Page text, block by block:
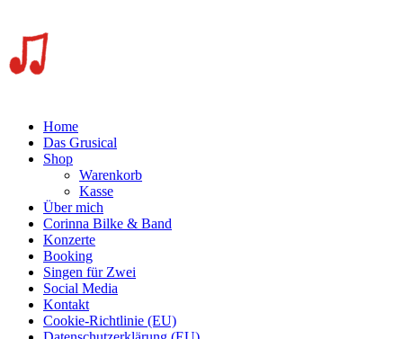
Home
Das Grusical
Shop
Warenkorb
Kasse
Über mich
Corinna Bilke & Band
Konzerte
Booking
Singen für Zwei
Social Media
Kontakt
Cookie-Richtlinie (EU)